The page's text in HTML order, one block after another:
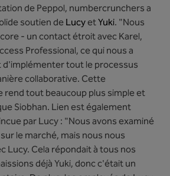
de Peppol, numbercrunchers a
soutien deLucyetYuki. "Nous
- un contact étroit avec Karel,
Professional, ce qui nous a
tout le processus
collaborative. Cette
tout beaucoup plus simple et
Siobhan. Lien est également
par Lucy : "Nous avons examiné
le marché, mais nous nous
Lucy. Cela répondait à tous nos
déjà Yuki, donc c'était un